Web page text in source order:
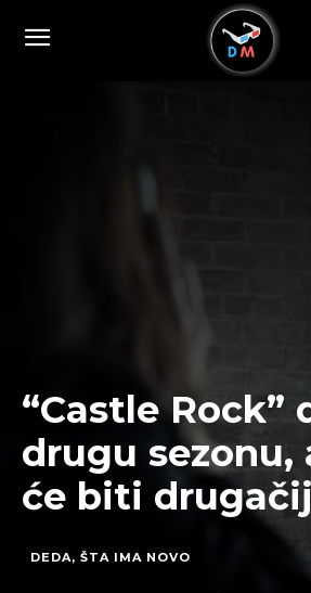
“Castle Rock”
drugu sezonu,
će biti
DEDA, ŠTA IMA NOVO